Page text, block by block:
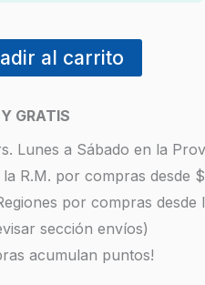
al carrito
GRATIS
Lunes a Sábado en la
R.M. por compras desde
por compras desde
sección envíos)
acumulan puntos!